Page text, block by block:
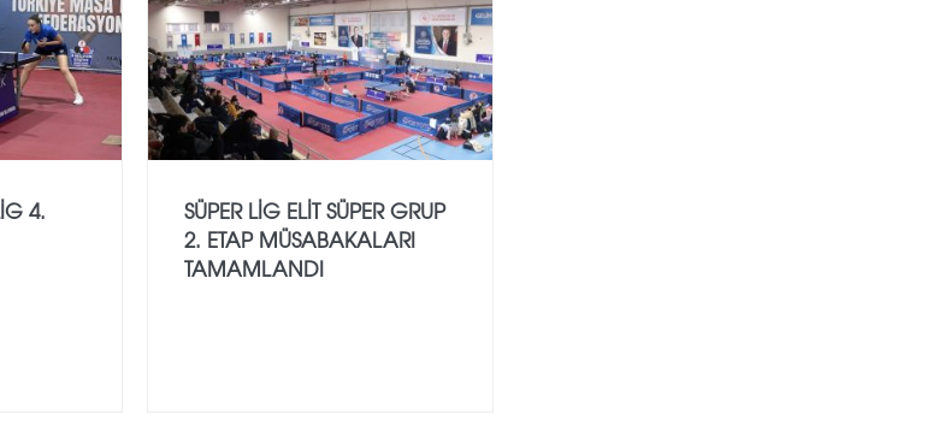
4.
SÜPER LIG ELIT SÜPER GRUP
2. ETAP MÜSABAKALARI
TAMAMLANDI